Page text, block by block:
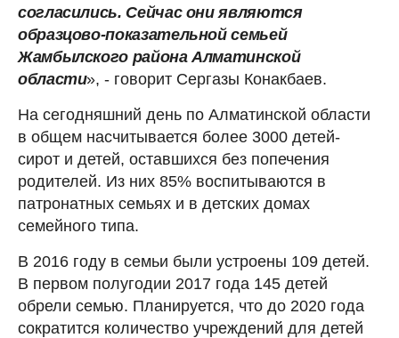
согласились. Сейчас они являются
образцово-показательной семьей
Жамбылского района Алматинской
области», - говорит Сергазы Конакбаев.
На сегодняшний день по Алматинской области
в общем насчитывается более 3000 детей-
сирот и детей, оставшихся без попечения
родителей. Из них 85% воспитываются в
патронатных семьях и в детских домах
семейного типа.
В 2016 году в семьи были устроены 109 детей.
В первом полугодии 2017 года 145 детей
обрели семью. Планируется, что до 2020 года
сократится количество учреждений для детей